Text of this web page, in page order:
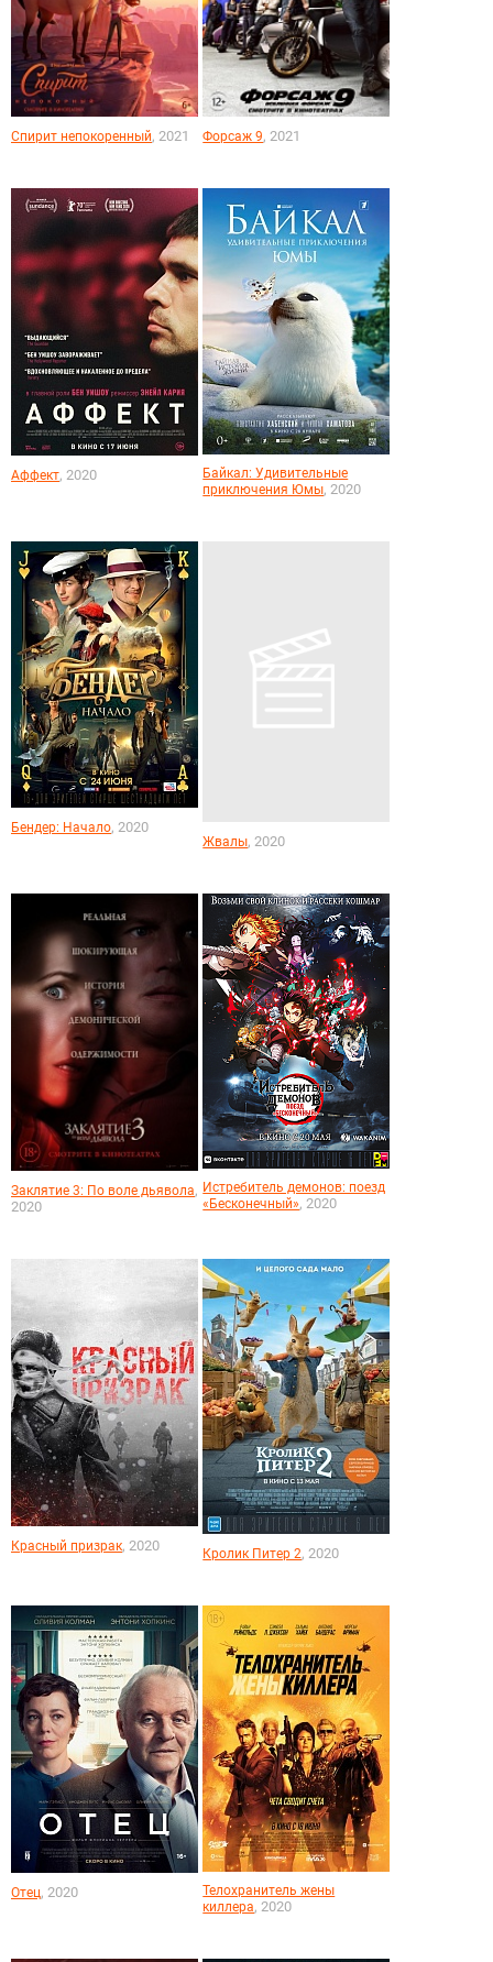
Спирит непокоренный, 2021 Форсаж 9, 2021
Аффект, 2020
Байкал: Удивительные
приключения Юмы, 2020
Бендер: Начало, 2020
Жвалы, 2020
Заклятие 3: По воле дьявола,
2020
Истребитель демонов: поезд
«Бесконечный», 2020
Красный призрак, 2020 Кролик Питер 2, 2020
Отец, 2020
Телохранитель жены
киллера, 2020